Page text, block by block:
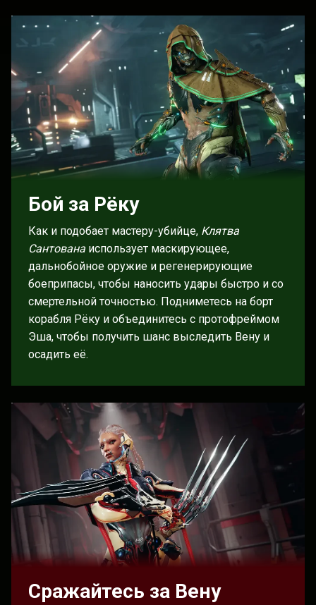
Бой за Рёку
Как и подобает мастеру-убийце, Клятва
Сантованаиспользует маскирующее,
дальнобойное оружие и регенерирующие
боеприпасы, чтобы наносить удары быстро и со
смертельной точностью. Подниметесь на борт
корабля Рёку и объединитесь с протофреймом
Эша, чтобы получить шанс выследить Вену и
осадить её.
Сражайтесь за Вену